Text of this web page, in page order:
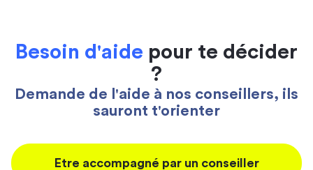
Besoin d'aide pour te décider
?
Demande de l'aide à nos conseillers, ils
sauront t'orienter
Etre accompagné par un conseiller